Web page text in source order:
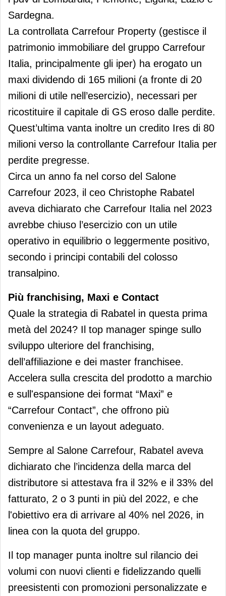
Sardegna.
La controllata Carrefour Property (gestisce il
patrimonio immobiliare del gruppo Carrefour
Italia, principalmente gli iper) ha erogato un
maxi dividendo di 165 milioni (a fronte di 20
milioni di utile nell’esercizio), necessari per
ricostituire il capitale di GS eroso dalle perdite.
Quest’ultima vanta inoltre un credito Ires di 80
milioni verso la controllante Carrefour Italia per
perdite pregresse.
Circa un anno fa nel corso del Salone
Carrefour 2023, il ceo Christophe Rabatel
aveva dichiarato che Carrefour Italia nel 2023
avrebbe chiuso l’esercizio con un utile
operativo in equilibrio o leggermente positivo,
secondo i principi contabili del colosso
transalpino.
Più franchising, Maxi e Contact
Quale la strategia di Rabatel in questa prima
metà del 2024? Il top manager spinge sullo
sviluppo ulteriore del franchising,
dell’affiliazione e dei master franchisee.
Accelera sulla crescita del prodotto a marchio
e sull'espansione dei format “Maxi” e
“Carrefour Contact”, che offrono più
convenienza e un layout adeguato.
Sempre al Salone Carrefour, Rabatel aveva
dichiarato che l’incidenza della marca del
distributore si attestava fra il 32% e il 33% del
fatturato, 2 o 3 punti in più del 2022, e che
l'obiettivo era di arrivare al 40% nel 2026, in
linea con la quota del gruppo.
Il top manager punta inoltre sul rilancio dei
volumi con nuovi clienti e fidelizzando quelli
preesistenti con promozioni personalizzate e